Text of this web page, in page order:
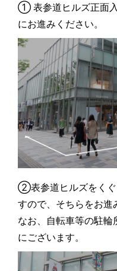
① 表参道ヒルズ正面
にお進みください。
②表参道ヒルズをくぐ
すので、そちらをお進
なお、自転車等の駐
にございます。